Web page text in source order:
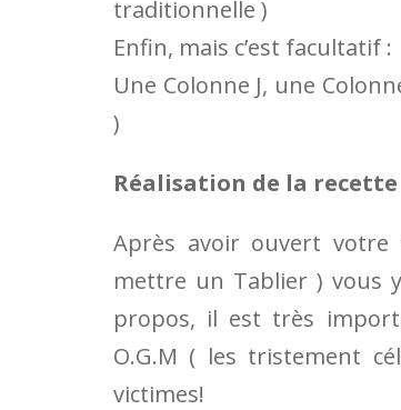
traditionnelle )
Enfin, mais c’est facultatif :
Une Colonne J, une
)
Réalisation de la recette
Après avoir ouvert votre
mettre un Tablier ) vous
propos, il est très
O.G.M ( les tristement
victimes!